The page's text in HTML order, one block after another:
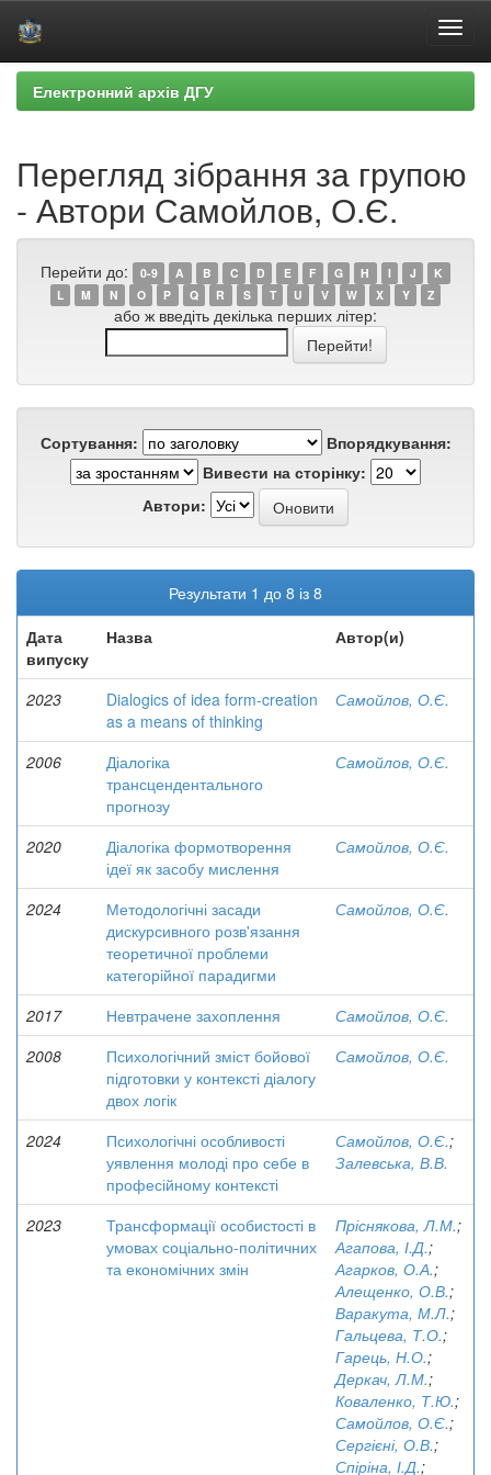
Skip
navigation
Електронний архів ДГУ
Перегляд зібрання за групою
- Автори Самойлов, О.Є.
Перейти до: 0-9 A B C D E F G H I J
K
L
M N O P Q R S T U V W X Y Z
або ж введіть декілька перших літер:
Сортування:
Впорядкування:
Вивести на сторінку:
Автори:
Результати 1 до 8 із 8
Дата
випуску
Назва Автор(и)
2023
Dialogics of idea form-creation
as a means of thinking
Самойлов, О.Є.
2006
Діалогіка
трансцендентального
прогнозу
Самойлов, О.Є.
2020
Діалогіка формотворення
ідеї як засобу мислення
Самойлов, О.Є.
2024
Методологічні засади
дискурсивного розв'язання
теоретичної проблеми
категорійної парадигми
Самойлов, О.Є.
2017 Невтрачене захоплення
Самойлов, О.Є.
2008
Психологічний зміст бойової
підготовки у контексті діалогу
двох логік
Самойлов, О.Є.
2024
Психологічні особливості
уявлення молоді про себе в
професійному контексті
Самойлов, О.Є.;
Залевська, В.В.
2023
Трансформації особистості в
умовах соціально-політичних
та економічних змін
Пріснякова, Л.М.;
Агапова, І.Д.;
Агарков, О.А.;
Алещенко, О.В.;
Варакута, М.Л.;
Гальцева, Т.О.;
Гарець, Н.О.;
Деркач, Л.М.;
Коваленко, Т.Ю.;
Самойлов, О.Є.;
Сергієні, О.В.;
Спіріна, І.Д.;